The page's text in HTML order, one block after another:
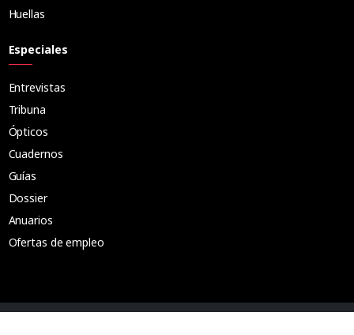
Huellas
Especiales
Entrevistas
Tribuna
Ópticos
Cuadernos
Guías
Dossier
Anuarios
Ofertas de empleo